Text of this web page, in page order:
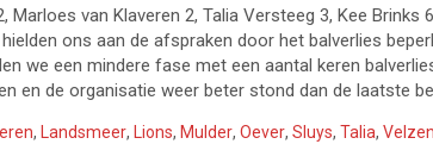
Marloes van Klaveren 2, Talia Versteeg 3, Kee
ons aan de afspraken door het balverlies
we een mindere fase met een aantal keren
en de organisatie weer beter stond dan de laatste
, Landsmeer, Lions, Mulder, Oever, Sluys, Talia, Velzen